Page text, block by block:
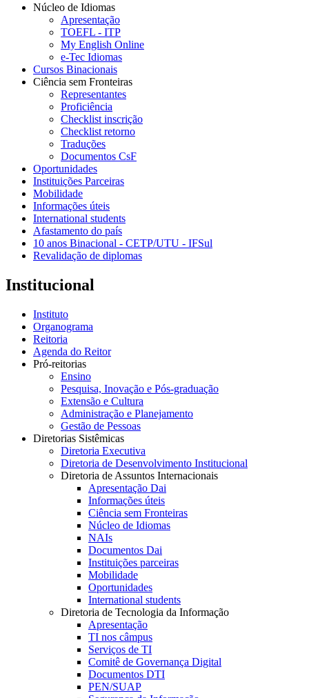
Núcleo de Idiomas
Apresentação
TOEFL - ITP
My English Online
e-Tec Idiomas
Cursos Binacionais
Ciência sem Fronteiras
Representantes
Proficiência
Checklist inscrição
Checklist retorno
Traduções
Documentos CsF
Oportunidades
Instituições Parceiras
Mobilidade
Informações úteis
International students
Afastamento do país
10 anos Binacional - CETP/UTU - IFSul
Revalidação de diplomas
Institucional
Instituto
Organograma
Reitoria
Agenda do Reitor
Pró-reitorias
Ensino
Pesquisa, Inovação e Pós-graduação
Extensão e Cultura
Administração e Planejamento
Gestão de Pessoas
Diretorias Sistêmicas
Diretoria Executiva
Diretoria de Desenvolvimento Institucional
Diretoria de Assuntos Internacionais
Apresentação Dai
Informações úteis
Ciência sem Fronteiras
Núcleo de Idiomas
NAIs
Documentos Dai
Instituições parceiras
Mobilidade
Oportunidades
International students
Diretoria de Tecnologia da Informação
Apresentação
TI nos câmpus
Serviços de TI
Comitê de Governança Digital
Documentos DTI
PEN/SUAP